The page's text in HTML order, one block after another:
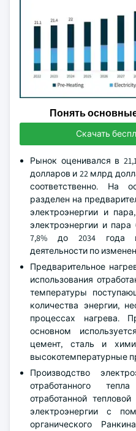
Понять
Скачать
Рынок оценивался в
долларов и 22 млрд
соответственно. На
разделен на
электроэнергии и
электроэнергии и пара
7,8% до 2034 года
деятельности по
Предварительное
использования
температуры
количества энергии,
процессах нагрева.
основном
цемент, сталь и
высокотемпературные
Производство
отработанного
отработанной
электроэнергии с
органического